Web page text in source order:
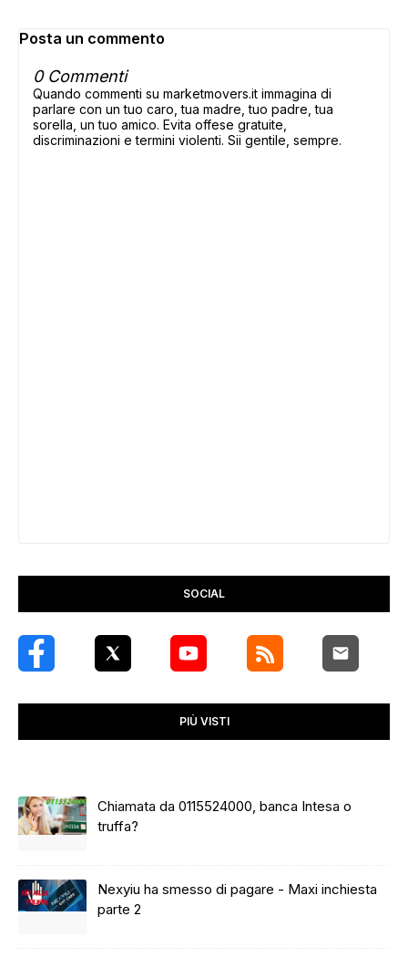
Posta un commento
0 Commenti
Quando commenti su marketmovers.it immagina di
parlare con un tuo caro, tua madre, tuo padre, tua
sorella, un tuo amico. Evita offese gratuite,
discriminazioni e termini violenti. Sii gentile, sempre.
SOCIAL
PIÙ VISTI
Chiamata da 0115524000, banca Intesa o
truffa?
Nexyiu ha smesso di pagare - Maxi inchiesta
parte 2